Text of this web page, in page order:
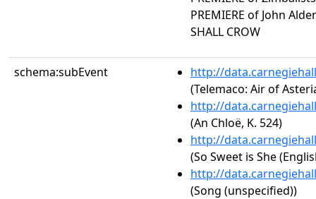
PREMIERE of John
SHALL CROW
schema:subEvent
http://
(Telemaco: Air of
http://
(An Chloë, K. 524)
http://
(So Sweet is She
http://
(Song (unspecified))